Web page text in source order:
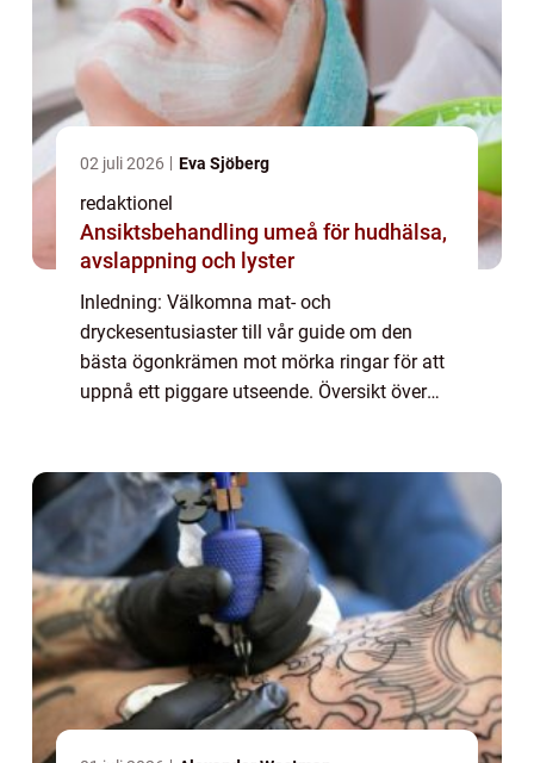
02 juli 2026 Eva Sjöberg
redaktionel
Ansiktsbehandling umeå för hudhälsa,
avslappning och lyster
Inledning: Välkomna mat- och
dryckesentusiaster till vår guide om den
bästa ögonkrämen mot mörka ringar för att
uppnå ett piggare utseende. Översikt över
et...